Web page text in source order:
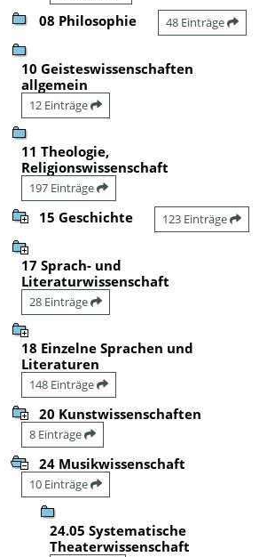
08 Philosophie 48 Einträge
10 Geisteswissenschaften
allgemein
12 Einträge
11 Theologie,
Religionswissenschaft
197 Einträge
15 Geschichte 123 Einträge
17 Sprach- und
Literaturwissenschaft
28 Einträge
18 Einzelne Sprachen und
Literaturen
148 Einträge
20 Kunstwissenschaften
8 Einträge
24 Musikwissenschaft
10 Einträge
24.05 Systematische
Theaterwissenschaft